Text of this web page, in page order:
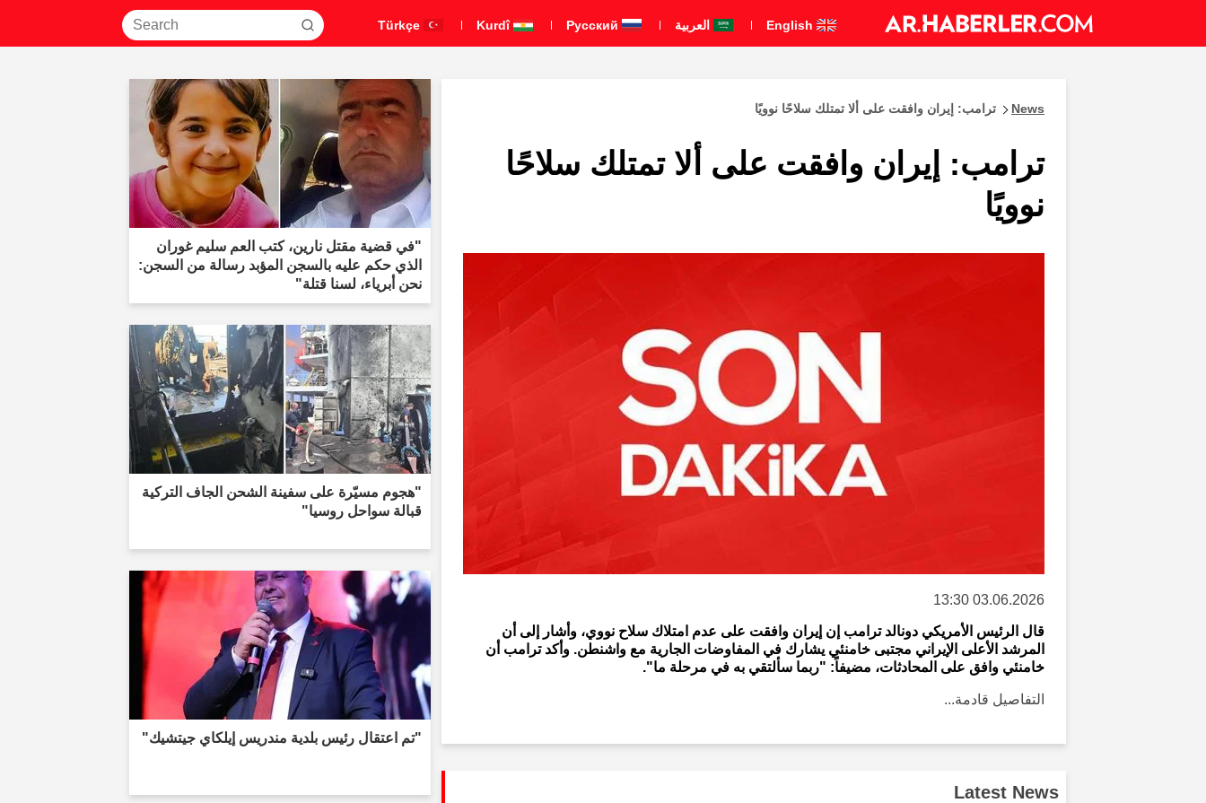
العربية Kurdî
News ترامب: إيران وافقت على ألا تمتلك سلاحًا نوويًا
ترامب: إيران وافقت على ألا تمتلك سلاحًا
نوويًا
03.06.2026 13:30
قال الرئيس الأمريكي دونالد ترامب إن إيران وافقت على عدم امتلاك سلاح نووي، وأشار إلى أن
المرشد الأعلى الإيراني مجتبى خامنئي يشارك في المفاوضات الجارية مع واشنطن. وأكد ترامب أن
خامنئي وافق على المحادثات، مضيفاً: "ربما سألتقي به في مرحلة ما".
التفاصيل قادمة...
Latest News
"في قضية مقتل نارين، كتب العم سليم غوران
الذي حكم عليه بالسجن المؤبد رسالة من السجن:
نحن أبرياء، لسنا قتلة"
"هجوم مسيّرة على سفينة الشحن الجاف التركية
قبالة سواحل روسيا"
"تم اعتقال رئيس بلدية مندريس إيلكاي جيتشيك"